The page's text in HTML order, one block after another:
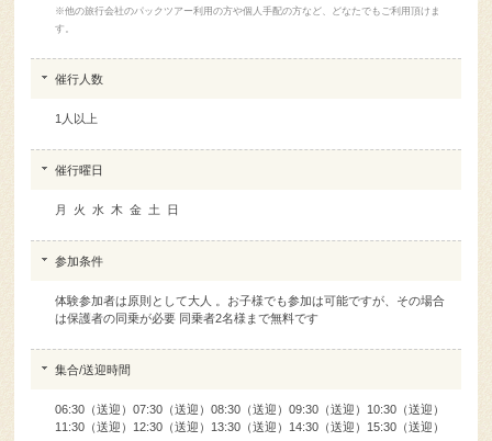
※他の旅行会社のパックツアー利用の方や個人手配の方など、どなたでもご利用頂けま
す。
催行人数
1人以上
催行曜日
月 火 水 木 金 土 日
参加条件
体験参加者は原則として大人 。お子様でも参加は可能ですが、その場合
は保護者の同乗が必要 同乗者2名様まで無料です
集合/送迎時間
06:30（送迎）07:30（送迎）08:30（送迎）09:30（送迎）10:30（送迎）
11:30（送迎）12:30（送迎）13:30（送迎）14:30（送迎）15:30（送迎）